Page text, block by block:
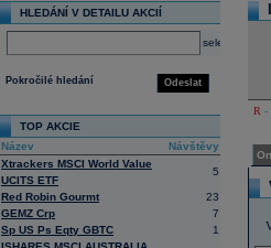
HLEDÁNÍ V DETAILU AKCIÍ
select
Odeslat
Pokročilé hledání
TOP AKCIE
Název
Návštěvy
Xtrackers MSCI World Value
UCITS ETF
5
Red Robin Gourmt
23
GEMZ Crp
7
Sp US Ps Eqty GBTC
1
R -